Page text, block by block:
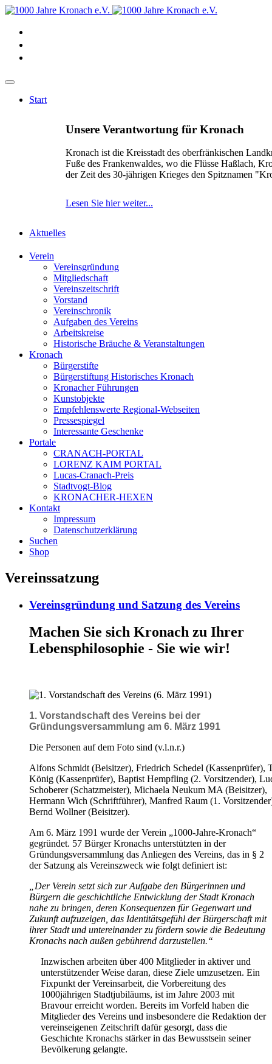
Start
Unsere Verantwortung für Kronach
Kronach ist die Kreisstadt des oberfränkischen
Fuße des Frankenwaldes, wo die Flüsse Haßlach,
der Zeit des 30-jährigen Krieges den Spitznamen
Lesen Sie hier weiter...
Aktuelles
Verein
Vereinsgründung
Mitgliedschaft
Vereinszeitschrift
Vorstand
Vereinschronik
Aufgaben des Vereins
Arbeitskreise
Historische Bräuche & Veranstaltungen
Kronach
Bürgerstifte
Bürgerstiftung Historisches Kronach
Kronacher Führungen
Kunstobjekte
Empfehlenswerte Regional-Webseiten
Pressespiegel
Interessante Geschenke
Portale
CRANACH-PORTAL
LORENZ KAIM PORTAL
Lucas-Cranach-Preis
Stadtvogt-Blog
KRONACHER-HEXEN
Kontakt
Impressum
Datenschutzerklärung
Suchen
Shop
Vereinssatzung
Vereinsgründung und Satzung des Vereins
Machen Sie sich Kronach zu Ihrer
Lebensphilosophie - Sie wie wir!
1. Vorstandschaft des Vereins bei der
Gründungsversammlung am 6. März 1991
Die Personen auf dem Foto sind (v.l.n.r.)
Alfons Schmidt (Beisitzer), Friedrich Schedel (Kassenprüfer),
König (Kassenprüfer), Baptist Hempfling (2. Vorsitzender),
Schoberer (Schatzmeister), Michaela Neukum MA (Beisitzer),
Hermann Wich (Schriftführer), Manfred Raum (1.
Bernd Wollner (Beisitzer).
Am 6. März 1991 wurde der Verein „1000-Jahre-Kronach“
gegründet. 57 Bürger Kronachs unterstützten in der
Gründungsversammlung das Anliegen des Vereins, das in § 2
der Satzung als Vereinszweck wie folgt definiert ist:
„Der Verein setzt sich zur Aufgabe den Bürgerinnen und
Bürgern die geschichtliche Entwicklung der Stadt Kronach
nahe zu bringen, deren Konsequenzen für Gegenwart und
Zukunft aufzuzeigen, das Identitätsgefühl der Bürgerschaft mit
ihrer Stadt und untereinander zu fördern sowie die Bedeutung
Kronachs nach außen gebührend darzustellen.“
Inzwischen arbeiten über 400 Mitglieder in aktiver und
unterstützender Weise daran, diese Ziele umzusetzen. Ein
Fixpunkt der Vereinsarbeit, die Vorbereitung des
1000jährigen Stadtjubiläums, ist im Jahre 2003 mit
Bravour erreicht worden. Bereits im Vorfeld haben die
Mitglieder des Vereins und insbesondere die Redaktion der
vereinseigenen Zeitschrift dafür gesorgt, dass die
Geschichte Kronachs stärker in das Bewusstsein seiner
Bevölkerung gelangte.